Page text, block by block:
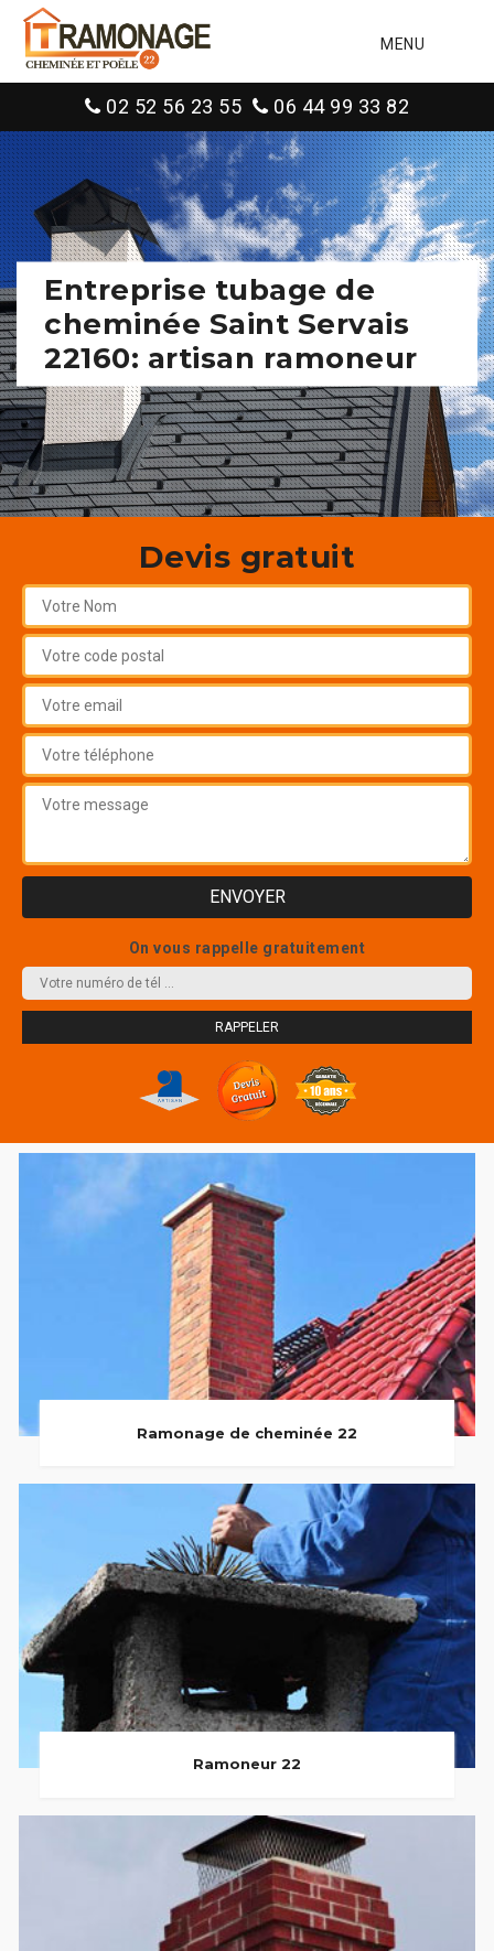
MENU
02 52 56 23 55 06 44 99 33 82
Entreprise tubage de
cheminée Saint Servais
22160: artisan ramoneur
Devis gratuit
On vous rappelle gratuitement
Ramonage de cheminée 22
Ramoneur 22